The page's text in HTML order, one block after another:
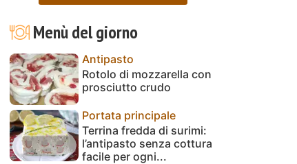
Menù del giorno
Antipasto
Rotolo di mozzarella con
prosciutto crudo
Portata principale
Terrina fredda di surimi:
l’antipasto senza cottura
facile per ogni...